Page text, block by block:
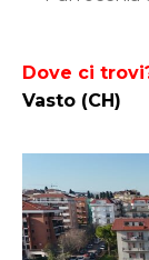
Dove ci
Vasto (CH)